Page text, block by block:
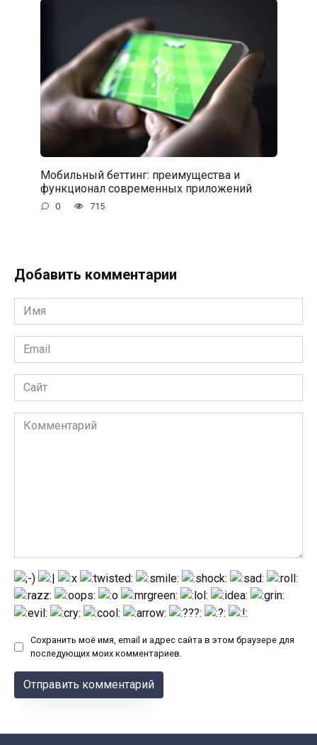
Мобильный беттинг: преимущества и
функционал современных приложений
0 715
Добавить комментарии
Имя
*
Email
*
Сайт
Комментарий
Сохранить моё имя, email и адрес сайта в этом браузере для
последующих моих комментариев.